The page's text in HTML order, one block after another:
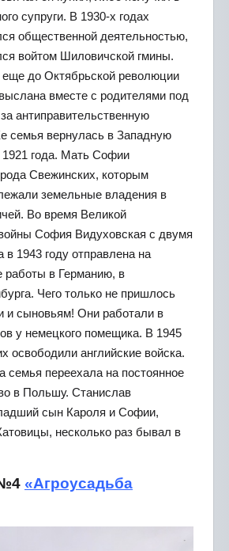
супруги. В 1930-х годах
общественной деятельностью,
войтом Шиловичской гмины.
до Октябрьской революции
вместе с родителями под
антиправительственную
семья вернулась в Западную
года. Мать Софии
Свежинских, которым
земельные владения в
Во время Великой
София Видуховская с двумя
1943 году отправлена на
работы в Германию, в
Чего только не пришлось
и сыновьям! Они работали в
у немецкого помещика. В 1945
освободили английские войска.
семья переехала на постоянное
в Польшу. Станислав
сын Кароля и Софии,
несколько раз бывал в
«Агроусадьба